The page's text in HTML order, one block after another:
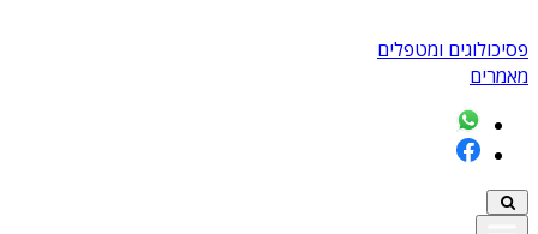
פסיכולוגים ומטפלים
מאמרים